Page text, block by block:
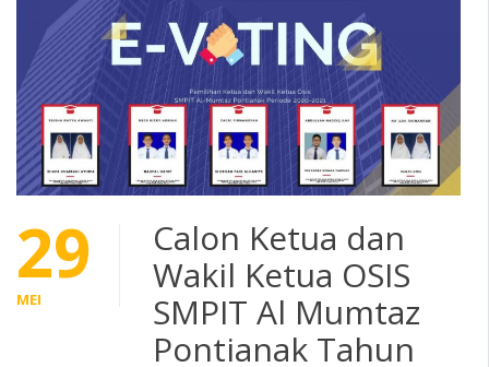
29
MEI
Calon Ketua dan
Wakil Ketua OSIS
SMPIT Al Mumtaz
Pontianak Tahun